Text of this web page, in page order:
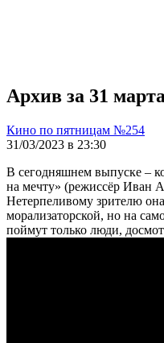
Архив за 31
Кино по пятницам №254
31/03/2023 в 23:30
В сегодняшнем выпуске –
на мечту» (режиссёр Иван
Нетерпеливому зрителю
морализаторской, но на
поймут только люди,